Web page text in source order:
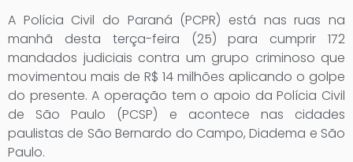
A Polícia Civil do Paraná (PCPR) está nas ruas na
manhã desta terça-feira (25) para cumprir 172
mandados judiciais contra um grupo criminoso que
movimentou mais de R$ 14 milhões aplicando o golpe
do presente. A operação tem o apoio da Polícia Civil
de São Paulo (PCSP) e acontece nas cidades
paulistas de São Bernardo do Campo, Diadema e São
Paulo.